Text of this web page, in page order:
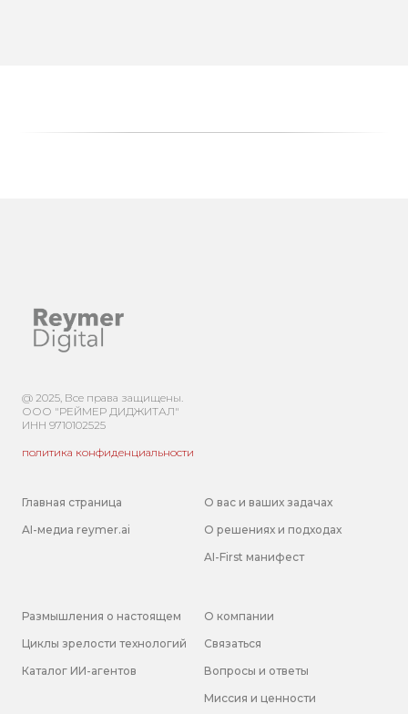
@ 2025, Все права защищены.
ООО "РЕЙМЕР ДИДЖИТАЛ"
ИНН 9710102525
политика конфиденциальности
Главная страница
AI-медиа reymer.ai
О вас и ваших задачах
О решениях и подходах
AI-First манифест
Размышления о настоящем
Циклы зрелости технологий
Каталог ИИ-агентов
О компании
Связаться
Вопросы и ответы
Миссия и ценности